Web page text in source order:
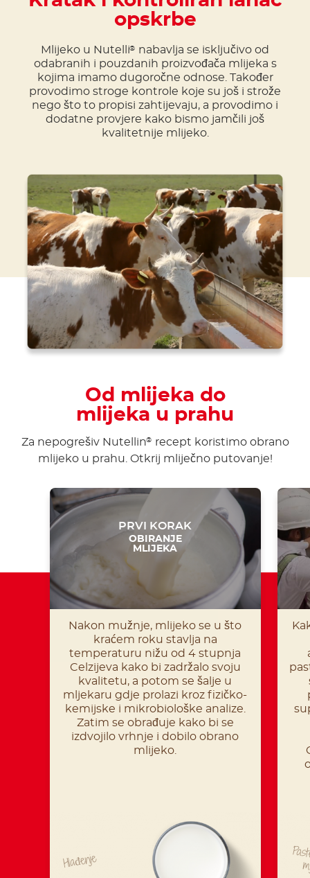
opskrbe
Mlijeko u Nutelli® nabavlja se isključivo od
odabranih i pouzdanih proizvođača mlijeka s
kojima imamo dugoročne odnose. Također
provodimo stroge kontrole koje su još i strože
nego što to propisi zahtijevaju, a provodimo i
dodatne provjere kako bismo jamčili još
kvalitetnije mlijeko.
Od mlijeka do
mlijeka u prahu
Za nepogrešiv Nutellin®
recept koristimo obrano
mlijeko u prahu. Otkrij mliječno putovanje!
PRVI KORAK
OBIRANJE
MLIJEKA
Nakon mužnje, mlijeko se u što
kraćem roku stavlja na
temperaturu nižu od 4 stupnja
Celzijeva kako bi zadržalo svoju
kvalitetu, a potom se šalje u
mljekaru gdje prolazi kroz fizičko-
kemijske i mikrobiološke analize.
Zatim se obrađuje kako bi se
izdvojilo vrhnje i dobilo obrano
mlijeko.
Hlađenje